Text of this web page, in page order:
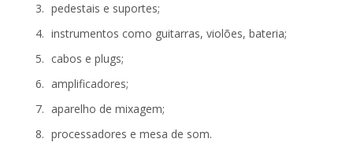
pedestais e suportes;
instrumentos como guitarras, violões, bateria;
cabos e plugs;
amplificadores;
aparelho de mixagem;
processadores e mesa de som.